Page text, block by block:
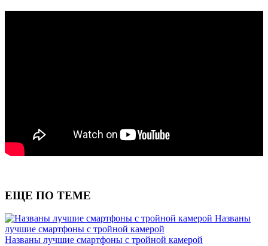
ЕЩЕ ПО ТЕМЕ
Названы
лучшие смартфоны с тройной камерой
Названы лучшие смартфоны с тройной камерой